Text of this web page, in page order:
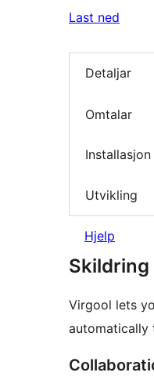
Last ned
Detaljar
Omtalar
Installasjon
Utvikling
Hjelp
Skildring
Virgool lets
automatically